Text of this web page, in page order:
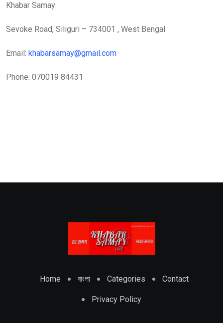
Khabar Samay
Sevoke Road, Siliguri – 734001 , West Bengal
Email: khabarsamay@gmail.com
Phone: 070019 84431
Home বাংলা Categories Contact
Privacy Policy